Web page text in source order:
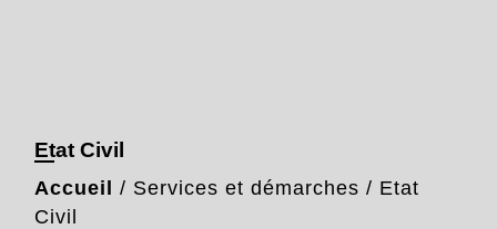
Etat Civil
Accueil / Services et démarches / Etat
Civil